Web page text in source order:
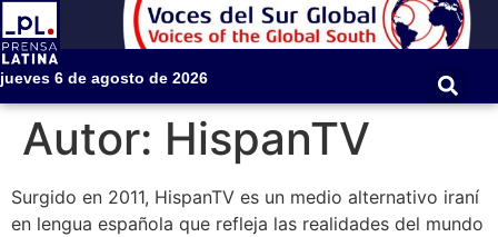
jueves 6 de agosto de 2026
Autor: HispanTV
Surgido en 2011, HispanTV es un medio alternativo iraní
en lengua española que refleja las realidades del mundo